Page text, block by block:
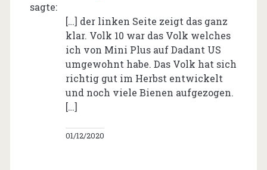
sagte:
[…] der linken Seite zeigt das ganz
klar. Volk 10 war das Volk welches
ich von Mini Plus auf Dadant US
umgewohnt habe. Das Volk hat sich
richtig gut im Herbst entwickelt
und noch viele Bienen aufgezogen.
[…]
01/12/2020